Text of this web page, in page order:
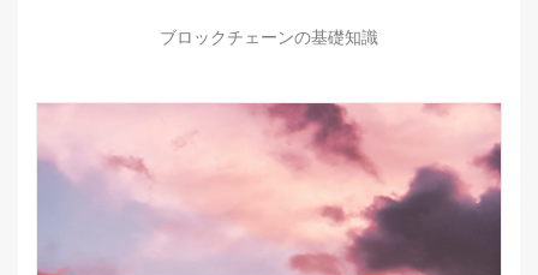
ブロックチェーンの基礎知識